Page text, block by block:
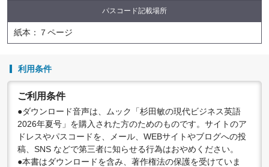
パスコード記載場所
紙本：７ページ
利用条件
ご利用条件
●ダウンロード音声は、ムック「杉田敏の現代ビジネス英語
2026年夏号」を購入された方のためのものです。サイトのア
ドレスやパスコードを、メール、WEBサイトやブログへの投
稿、SNS などで第三者に知らせる行為はおやめください。
●本書はダウンロードを含み、著作権法の保護を受けていま